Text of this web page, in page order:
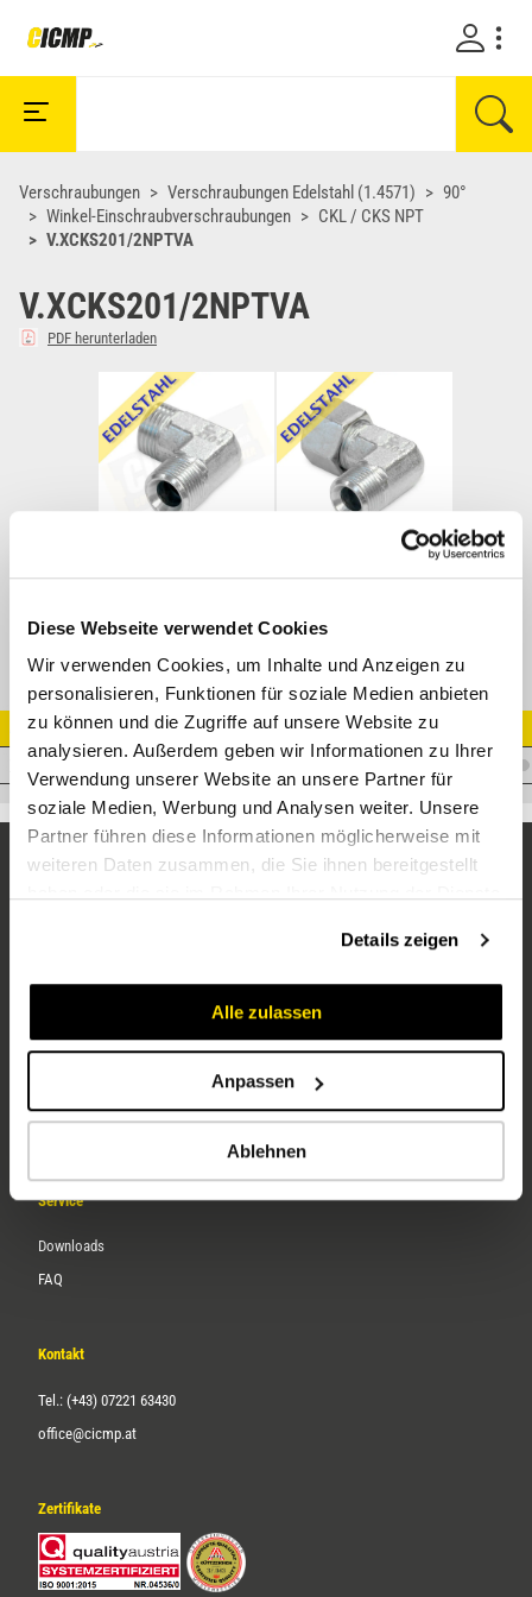
Diese Webseite verwendet Cookies
Wir verwenden Cookies, um Inhalte und Anzeigen zu
personalisieren, Funktionen für soziale Medien anbieten
zu können und die Zugriffe auf unsere Website zu
analysieren. Außerdem geben wir Informationen zu Ihrer
Verwendung unserer Website an unsere Partner für
soziale Medien, Werbung und Analysen weiter. Unsere
Partner führen diese Informationen möglicherweise mit
weiteren Daten zusammen, die Sie ihnen bereitgestellt
Details zeigen
Alle zulassen
Anpassen
Ablehnen
Verschraubungen Verschraubungen Edelstahl (1.4571)
90°
Winkel-Einschraubverschraubungen
CKL / CKS NPT
V.XCKS201/2NPTVA
V.XCKS201/2NPTVA
PDF herunterladen
XWE-NPT Winkel Einschraubverschr. Edelstahl
Artikel Nr.
V.XCKS201/2NPTVA
Unternehmen
Karriere
Service
Downloads
FAQ
Kontakt
Tel.: (+43) 07221 63430
office@cicmp.at
Zertifikate